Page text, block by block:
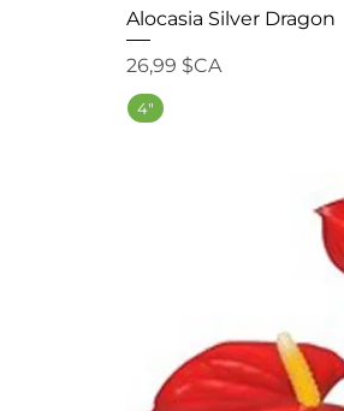
Alocasia Silver Dragon
Prix
26,99 $CA
4"